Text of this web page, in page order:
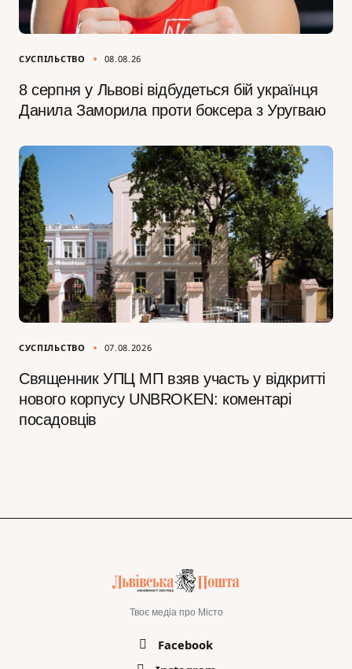
СУСПІЛЬСТВО 08.08.26
8 серпня у Львові відбудеться бій українця
Данила Заморила проти боксера з Уругваю
СУСПІЛЬСТВО 07.08.2026
Священник УПЦ МП взяв участь у відкритті
нового корпусу UNBROKEN: коментарі
посадовців
Твоє медіа про Місто
Facebook